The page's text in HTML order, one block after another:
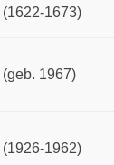
(1622-1673)
(geb. 1967)
(1926-1962)